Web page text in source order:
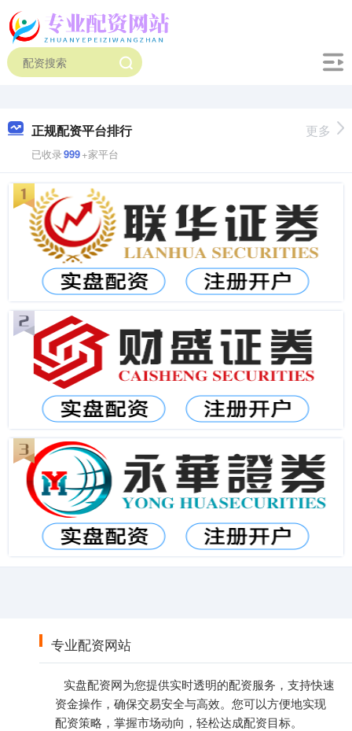
正规配资平台排行
已收录999+家平台
更多
专业配资网站
实盘配资网为您提供实时透明的配资服务，支持快速
资金操作，确保交易安全与高效。您可以方便地实现
配资策略，掌握市场动向，轻松达成配资目标。